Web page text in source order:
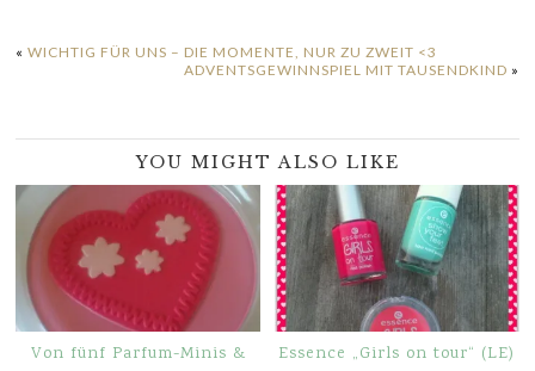
«WICHTIG FÜR UNS – DIE MOMENTE, NUR ZU ZWEIT <3
ADVENTSGEWINNSPIEL MIT TAUSENDKIND »
YOU MIGHT ALSO LIKE
Von fünf Parfum-Minis &
Essence „Girls on tour“ (LE)